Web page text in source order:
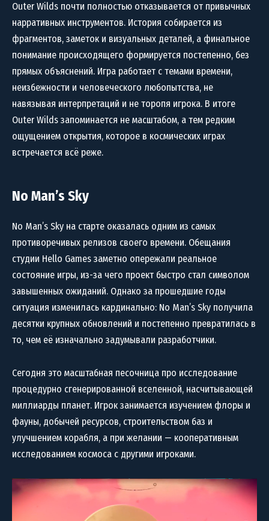
Outer Wilds почти полностью отказывается от привычных
нарративных инструментов. История собирается из
фрагментов, заметок и визуальных деталей, а финальное
понимание происходящего формируется постепенно, без
прямых объяснений. Игра работает с темами времени,
неизбежности и человеческого любопытства, не
навязывая интерпретаций и не торопя игрока. В итоге
Outer Wilds запоминается не масштабом, а тем редким
ощущением открытия, которое в космических играх
встречается всё реже.
No Man’s Sky
No Man’s Sky на старте оказалась одним из самых
противоречивых релизов своего времени. Обещания
студии Hello Games заметно опережали реальное
состояние игры, из-за чего проект быстро стал символом
завышенных ожиданий. Однако за прошедшие годы
ситуация изменилась кардинально: No Man’s Sky получила
десятки крупных обновлений и постепенно превратилась в
то, чем её изначально задумывали разработчики.
Сегодня это масштабная песочница про исследование
процедурно сгенерированной вселенной, насчитывающей
миллиарды планет. Игрок занимается изучением флоры и
фауны, добычей ресурсов, строительством баз и
улучшением корабля, а при желании — кооперативным
исследованием космоса с другими игроками.